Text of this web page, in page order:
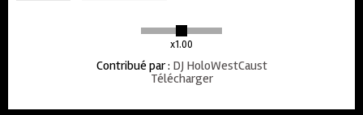
x1.00
Contribué par: DJ HoloWestCaust
Télécharger